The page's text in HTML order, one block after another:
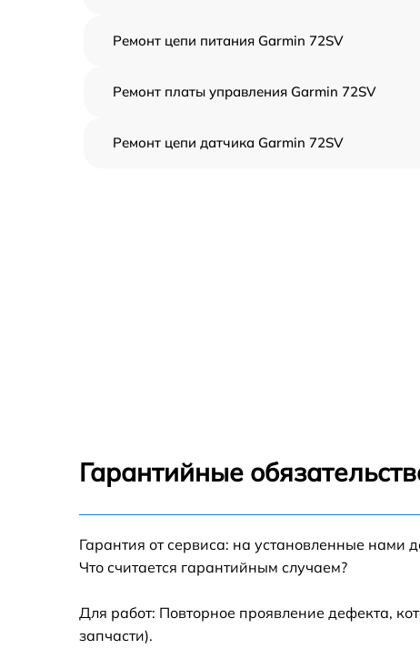
Ремонт цепи питания Garmin 72SV
Ремонт платы управления Garmin 72SV
Ремонт цепи датчика Garmin 72SV
Гарантийные
Гарантия от сервиса: на установленные нами
Что считается гарантийным случаем?
Для работ: Повторное проявление дефекта,
запчасти).